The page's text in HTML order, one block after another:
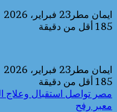
ايمان مطر 23 فبراير، 2026
185 أقل من دقيقة
ايمان مطر 23 فبراير، 2026
185 أقل من دقيقة
مصر تواصل استقبال وعلاج
معبر رفح